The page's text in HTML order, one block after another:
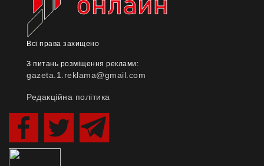
Всі права захищено
З питань розміщення реклами:
gazeta.1.reklama@gmail.com
Редакційна політика